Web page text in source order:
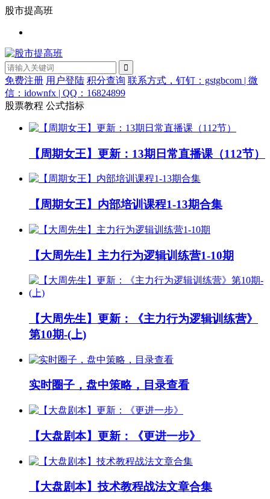
股市提高班
免费注册 用户登陆 积分查询 联系方式，钉钉：gstgbcom | 微
信：idownfx | QQ：16824899
股票教程 公式指标
【周期女王】更新：13期日常直播课（112节）
【周期女王】内部培训课程1-13期合集
【大周先生】主力行为逻辑训练营1-10期
【大周先生】更新：《主力行为逻辑训练营》
第10期-(上)
实时圈子，盘中策略，目录查看
【大盘剧本】更新：《更进一步》
【大盘剧本】技术教程战法文章合集